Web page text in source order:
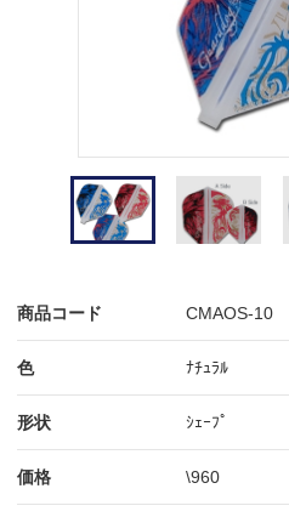
商品コード CMAOS-10
色 ﾅﾁｭﾗﾙ
形状 ｼｪｰﾌﾟ
価格 \960